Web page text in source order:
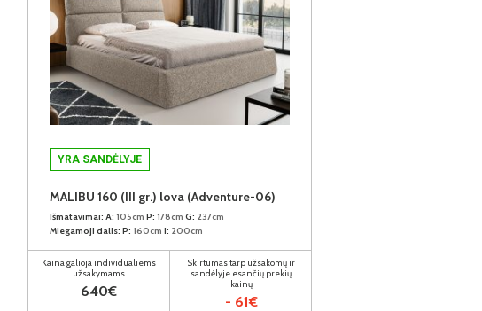
YRA SANDĖLYJE
MALIBU 160 (III gr.) lova (Adventure-06)
Išmatavimai: A: 105cm P: 178cm G: 237cm
Miegamoji dalis: P: 160cm I: 200cm
Kaina galioja individualiems
užsakymams
640€
Skirtumas tarp užsakomų ir
sandėlyje esančių prekių
kainų
- 61€